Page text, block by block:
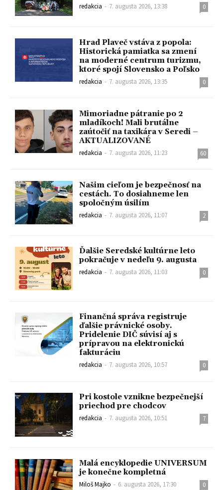
redakcia - 7. augusta 2026, 13:38 0
Hrad Plaveč vstáva z popola:
Historická pamiatka sa zmení
na moderné centrum turizmu,
ktoré spojí Slovensko a Poľsko
redakcia - 7. augusta 2026, 13:35 0
Mimoriadne pátranie po 2
mladíkoch! Mali brutálne
zaútočiť na taxikára v Seredi –
AKTUALIZOVANÉ
redakcia - 7. augusta 2026, 11:23 60
Našim cieľom je bezpečnosť na
cestách. To dosiahneme len
spoločným úsilím
redakcia - 7. augusta 2026, 11:07 2
Ďalšie Seredské kultúrne leto
pokračuje v nedeľu 9. augusta
redakcia - 7. augusta 2026, 11:03 0
Finančná správa registruje
ďalšie právnické osoby.
Pridelenie DIČ súvisí aj s
prípravou na elektronickú
fakturáciu
redakcia - 7. augusta 2026, 10:57 0
Pri kostole vznikne bezpečnejší
priechod pre chodcov
redakcia - 7. augusta 2026, 10:51 7
Malá encyklopedie UNIVERSUM
je konečne kompletná
Miloš Majko - 6. augusta 2026, 17:30 0